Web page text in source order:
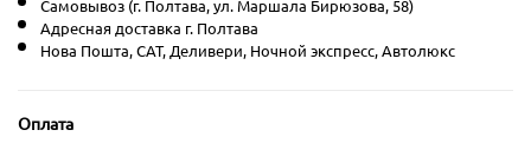
Самовывоз (г. Полтава, ул. Маршала Бирюзова, 58)
Адресная доставка г. Полтава
Нова Пошта, CAT, Деливери, Ночной экспресс, Автолюкс
Оплата